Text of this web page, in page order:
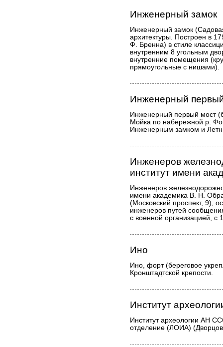
Инженерный замок
Инженерный замок
архитектуры. Построен в
Ф. Бренна) в стиле
внутренним 8 угольным
внутренние помещения
прямоугольные с нишами).
Инженерный
Инженерный первый мост
Мойка по набережной р.
Инженерным замком и
Инженеров
институт имени
Инженеров
имени академика В. Н.
(Московский проспект, 9),
инженеров путей
с военной организацией, с
Ино
Ино, форт (береговое
Кронштадтской крепости.
Институт
Институт археологии АН
отделение (ЛОИА)